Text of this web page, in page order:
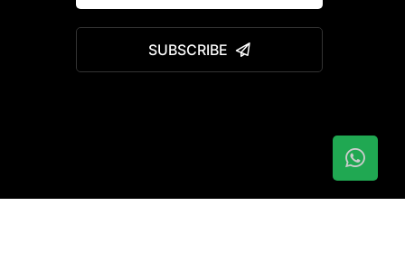
SUBSCRIBE